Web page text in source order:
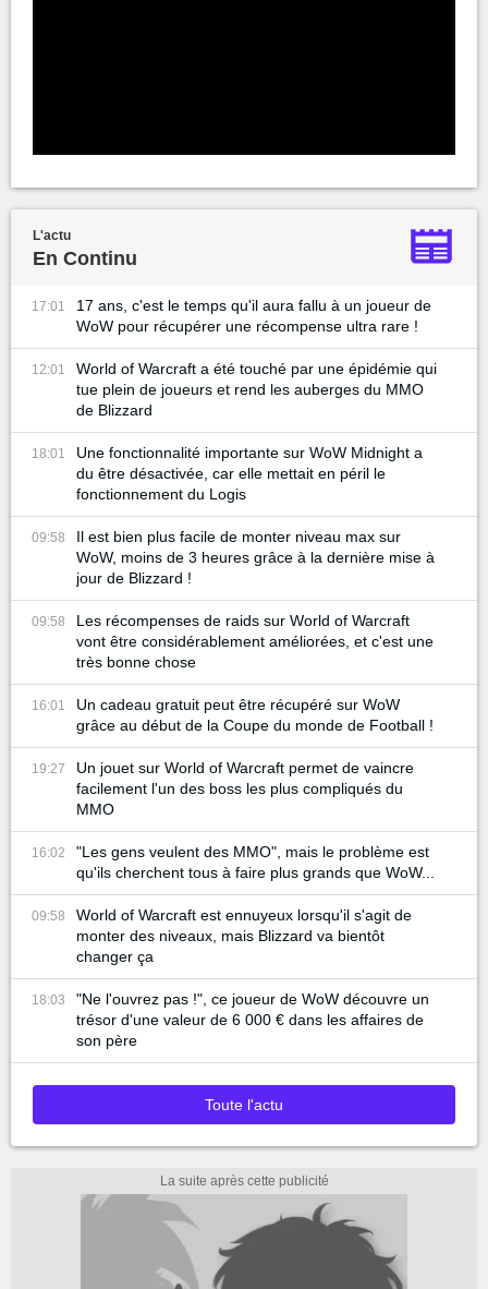
L'actu
En Continu
17:01
17 ans, c'est le temps qu'il aura fallu à un joueur de
WoW pour récupérer une récompense ultra rare !
12:01
World of Warcraft a été touché par une épidémie qui
tue plein de joueurs et rend les auberges du MMO
de Blizzard
18:01
Une fonctionnalité importante sur WoW Midnight a
du être désactivée, car elle mettait en péril le
fonctionnement du Logis
09:58
Il est bien plus facile de monter niveau max sur
WoW, moins de 3 heures grâce à la dernière mise à
jour de Blizzard !
09:58
Les récompenses de raids sur World of Warcraft
vont être considérablement améliorées, et c'est une
très bonne chose
16:01
Un cadeau gratuit peut être récupéré sur WoW
grâce au début de la Coupe du monde de Football !
19:27
Un jouet sur World of Warcraft permet de vaincre
facilement l'un des boss les plus compliqués du
MMO
16:02
"Les gens veulent des MMO", mais le problème est
qu'ils cherchent tous à faire plus grands que WoW...
09:58
World of Warcraft est ennuyeux lorsqu'il s'agit de
monter des niveaux, mais Blizzard va bientôt
changer ça
18:03
"Ne l'ouvrez pas !", ce joueur de WoW découvre un
trésor d'une valeur de 6 000 € dans les affaires de
son père
Toute l'actu